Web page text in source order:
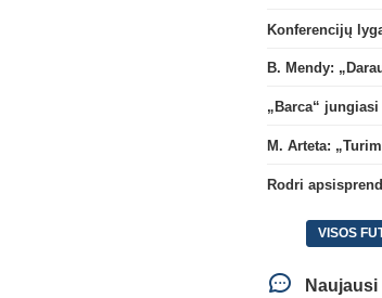
„Barca“
VISOS